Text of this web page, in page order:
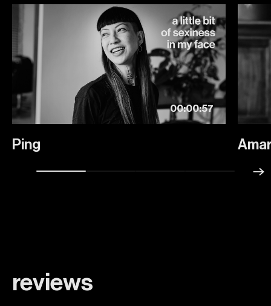
00:00:57
Ping
reviews